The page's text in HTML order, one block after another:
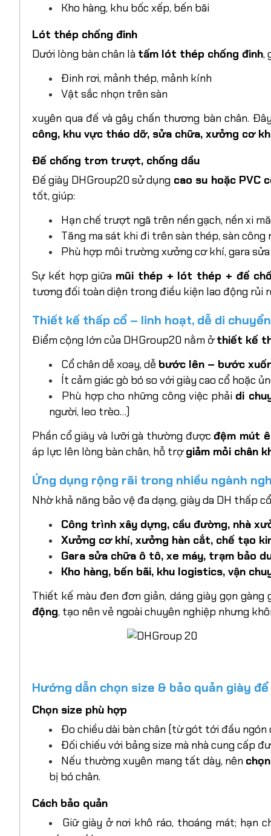
Kho hàng, khu bốc xếp, bến bãi
Lót thép chống đinh
Dưới lòng bàn chân là tấm lót thép chống đinh,
Đinh rơi, mảnh thép, mảnh kính
Vật sắc nhọn trên sàn
xuyên qua đế và gây chấn thương bàn chân.
công, khu vực tháo dỡ, sửa chữa, xưởng cơ
Đế chống trơn trượt, chống dầu
Đế giày DHGroup20 sử dụng cao su hoặc PVC
tốt, giúp:
Hạn chế trượt ngã trên nền gạch, nền xi
Tăng ma sát khi đi trên sàn thép, sàn công
Phù hợp môi trường xưởng cơ khí, gara
Sự kết hợp giữa mũi thép + lót thép + đế
tương đối toàn diện trong điều kiện lao động rủi
Thiết kế thấp cổ – linh hoạt, dễ di
Điểm cộng lớn của DHGroup20 nằm ởthiết kế
Cổ chân dễ xoay, dễ bước lên – bước
Ít cảm giác gò bó so với giày cao cổ hoặc
Phù hợp cho những công việc phải di
người, leo trèo…)
Phần cổ giày và lưỡi gà thường đượcđệm mút
áp lực lên lòng bàn chân, hỗ trợgiảm mỏi chân
Ứng dụng rộng rãi trong nhiều ngành
Nhờ khả năng bảo vệ đa dạng, giày da DH thấp
Công trình xây dựng, cầu đường, nhà
Xưởng cơ khí, xưởng hàn cắt, chế tạo
Gara sửa chữa ô tô, xe máy, trạm bảo
Kho hàng, bến bãi, khu logistics, vận
Thiết kế màu đen đơn giản, dáng giày gọn
động, tạo nên vẻ ngoài chuyên nghiệp nhưng
Hướng dẫn chọn size & bảo quản giày
Chọn size phù hợp
Đo chiều dài bàn chân (từ gót tới đầu ngón
Đối chiếu với bảng size mà nhà cung cấp
Nếu thường xuyên mang tất dày, nên
bị bó chân.
Cách bảo quản
Giữ giày ở nơi khô ráo, thoáng mát; hạn